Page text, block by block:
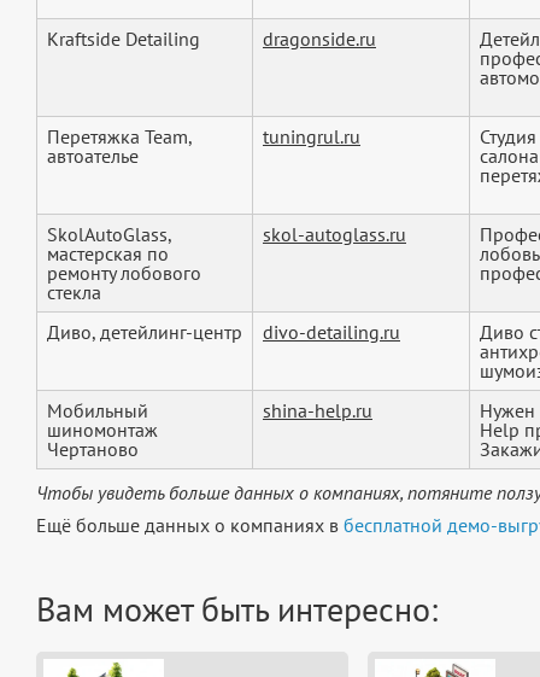
Kraftside Detailing dragonside.ru
Перетяжка Team,
автоателье
tuningrul.ru
SkolAutoGlass,
мастерская по
ремонту лобового
стекла
skol-autoglass.ru
Диво, детейлинг-центр divo-detailing.ru
Диво
Мобильный
шиномонтаж
Чертаново
shina-help.ru
Нужен
Help
Чтобы увидеть больше данных о компаниях, потяните
Ещё больше данных о компаниях в бесплатной демо-
Вам может быть интересно: